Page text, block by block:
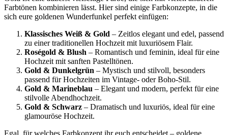
Farbtönen kombinieren lässt. Hier sind einige Farbkonzepte, in die
sich eure goldenen Wunderfunkel perfekt einfügen:
Klassisches Weiß & Gold – Zeitlos elegant und edel, passend
zu einer traditionellen Hochzeit mit luxuriösem Flair.
Roségold & Blush – Romantisch und feminin, ideal für eine
Hochzeit mit sanften Pastelltönen.
Gold & Dunkelgrün – Mystisch und stilvoll, besonders
passend für Hochzeiten im Vintage- oder Boho-Stil.
Gold & Marineblau – Elegant und modern, perfekt für eine
stilvolle Abendhochzeit.
Gold & Schwarz – Dramatisch und luxuriös, ideal für eine
glamouröse Hochzeit.